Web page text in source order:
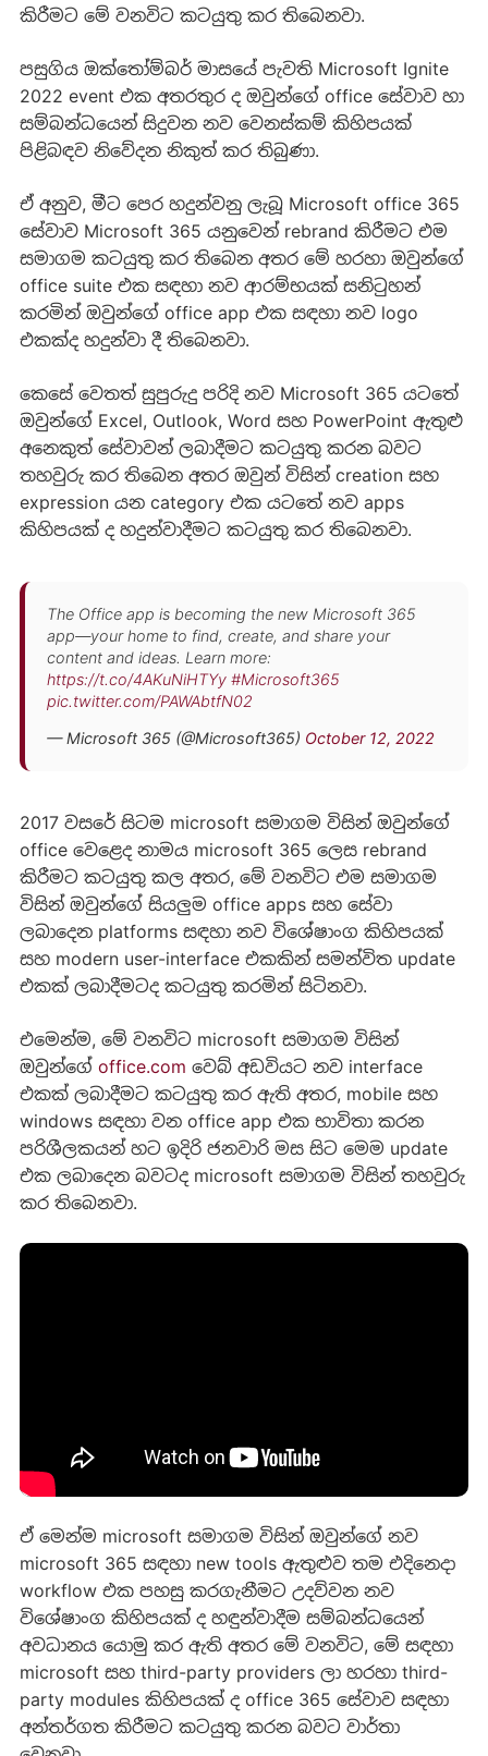
කිරීමට මේ වනවිට කටයුතු කර තිබෙනවා.
පසුගිය ඔක්තෝම්බර් මාසයේ පැවති Microsoft Ignite
2022 event එක අතරතුර ද ඔවුන්ගේ office සේවාව හා
සම්බන්ධයෙන් සිදුවන නව වෙනස්කම් කිහිපයක්
පිළිබඳව නිවේදන නිකුත් කර තිබුණා.
ඒ අනුව, මීට පෙර හදුන්වනු ලැබූ Microsoft office 365
සේවාව Microsoft 365 යනුවෙන් rebrand කිරීමට එම
සමාගම කටයුතු කර තිබෙන අතර මේ හරහා ඔවුන්ගේ
office suite එක සඳහා නව ආරම්භයක් සනිටුහන්
කරමින් ඔවුන්ගේ office app එක සඳහා නව logo
එකක්ද හදුන්වා දී තිබෙනවා.
කෙසේ වෙතත් සුපුරුදු පරිදි නව Microsoft 365 යටතේ
ඔවුන්ගේ Excel, Outlook, Word සහ PowerPoint ඇතුළු
අනෙකුත් සේවාවන් ලබාදීමට කටයුතු කරන බවට
තහවුරු කර තිබෙන අතර ඔවුන් විසින් creation සහ
expression යන category එක යටතේ නව apps
කිහිපයක් ද හදුන්වාදීමට කටයුතු කර තිබෙනවා.
The Office app is becoming the new Microsoft 365
app—your home to find, create, and share your
content and ideas. Learn more:
https://t.co/4AKuNiHTYy #Microsoft365
pic.twitter.com/PAWAbtfN02
— Microsoft 365 (@Microsoft365) October 12, 2022
2017 වසරේ සිටම microsoft සමාගම විසින් ඔවුන්ගේ
office වෙළෙද නාමය microsoft 365 ලෙස rebrand
කිරීමට කටයුතු කල අතර, මේ වනවිට එම සමාගම
විසින් ඔවුන්ගේ සියලුම office apps සහ සේවා
ලබාදෙන platforms සඳහා නව විශේෂාංග කිහිපයක්
සහ modern user-interface එකකින් සමන්විත update
එකක් ලබාදීමටද කටයුතු කරමින් සිටිනවා.
එමෙන්ම, මේ වනවිට microsoft සමාගම විසින්
ඔවුන්ගේ office.com වෙබ් අඩවියට නව interface
එකක් ලබාදීමට කටයුතු කර ඇති අතර, mobile සහ
windows සඳහා වන office app එක භාවිතා කරන
පරිශීලකයන් හට ඉදිරි ජනවාරි මස සිට මෙම update
එක ලබාදෙන බවටද microsoft සමාගම විසින් තහවුරු
කර තිබෙනවා.
ඒ මෙන්ම microsoft සමාගම විසින් ඔවුන්ගේ නව
microsoft 365 සඳහා new tools ඇතුළුව තම එදිනෙදා
workflow එක පහසු කරගැනීමට උදව්වන නව
විශේෂාංග කිහිපයක් ද හඳුන්වාදීම සම්බන්ධයෙන්
අවධානය යොමු කර ඇති අතර මේ වනවිට, මේ සඳහා
microsoft සහ third-party providers ලා හරහා third-
party modules කිහිපයක් ද office 365 සේවාව සඳහා
අන්තර්ගත කිරීමට කටයුතු කරන බවට වාර්තා